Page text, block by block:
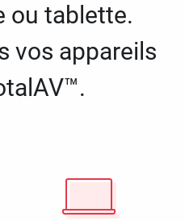
ou tablette.
vos appareils